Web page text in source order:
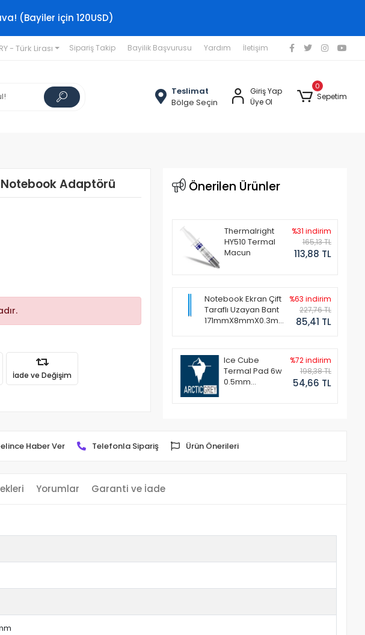
(Bayiler için 120USD)
- Türk Lirası Sipariş Takip Bayilik Başvurusu Yardım İletişim
Teslimat
Bölge Seçin
Giriş Yap
Üye Ol
0
Sepetim
Adaptörü
İade ve Değişim
Önerilen Ürünler
Thermalright
HY510 Termal
Macun
%31 indirim
165,13 TL
113,88 TL
Notebook Ekran Çift
Taraflı Uzayan Bant
171mmX8mmX0.3mm
%63 indirim
227,76 TL
85,41 TL
Ice Cube
Termal Pad 6w
0.5mm
%72 indirim
198,38 TL
54,66 TL
Haber Ver Telefonla Sipariş Ürün Önerileri
Yorumlar Garanti ve İade